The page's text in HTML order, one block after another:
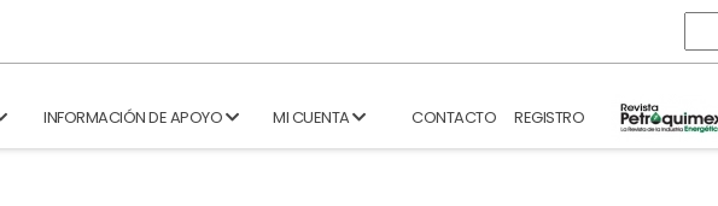
INFORMACIÓN DE APOYO MI CUENTA CONTACTO REGISTRO